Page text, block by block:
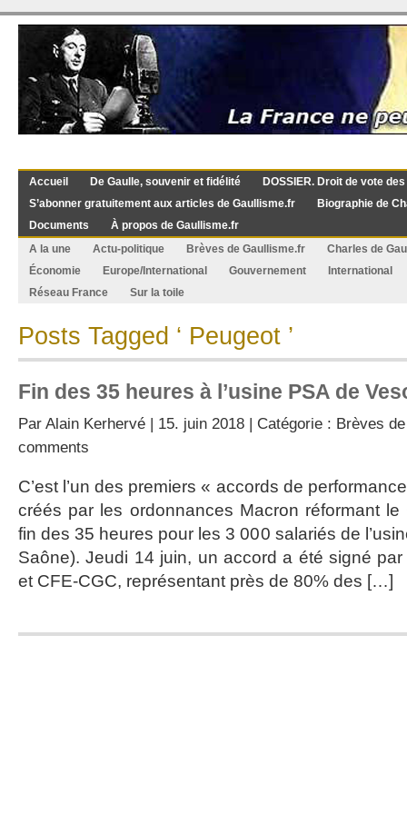
Accueil De Gaulle, souvenir et fidélité
DOSSIER. Droit de vote
S’abonner gratuitement aux articles de Gaullisme.fr
Biographie de
Documents
À propos de Gaullisme.fr
A la une
Actu-politique Brèves de Gaullisme.fr
Charles de
Économie
Europe/International Gouvernement
International
Réseau France
Sur la toile
Posts Tagged ‘ Peugeot ’
Fin des 35 heures à l’usine PSA de
Par Alain Kerhervé | 15. juin 2018 | Catégorie : Brèves
comments
C’est l’un des premiers « accords de
créés par les ordonnances Macron réformant le
fin des 35 heures pour les 3 000 salariés de
Saône). Jeudi 14 juin, un accord a été signé
et CFE-CGC, représentant près de 80% des […]